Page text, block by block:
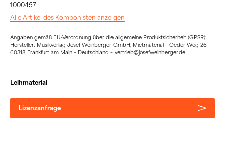
1000457
Alle Artikel des Komponisten anzeigen
Angaben gemäß EU-Verordnung über die allgemeine Produktsicherheit (GPSR):
Hersteller: Musikverlag Josef Weinberger GmbH, Mietmaterial – Oeder Weg 26 –
60318 Frankfurt am Main – Deutschland – vertrieb@josefweinberger.de
Leihmaterial
Lizenzanfrage